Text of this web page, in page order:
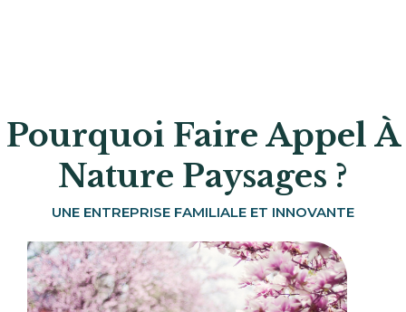
Pourquoi Faire Appel À
Nature Paysages ?
UNE ENTREPRISE FAMILIALE ET INNOVANTE